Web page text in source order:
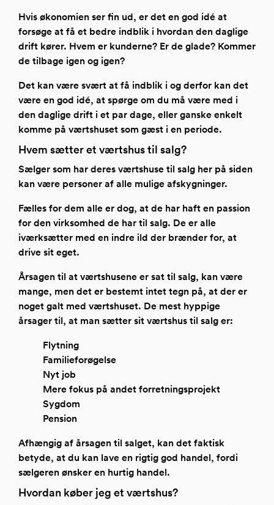
Hvis økonomien ser fin ud, er det en god idé at
forsøge at få et bedre indblik i hvordan den daglige
drift kører. Hvem er kunderne? Er de glade? Kommer
de tilbage igen og igen?
Det kan være svært at få indblik i og derfor kan det
være en god idé, at spørge om du må være med i
den daglige drift i et par dage, eller ganske enkelt
komme på værtshuset som gæst i en periode.
Hvem sætter et værtshus til salg?
Sælger som har deres værtshuse til salg her på siden
kan være personer af alle mulige afskygninger.
Fælles for dem alle er dog, at de har haft en passion
for den virksomhed de har til salg. De er alle
iværksætter med en indre ild der brænder for, at
drive sit eget.
Årsagen til at værtshusene er sat til salg, kan være
mange, men det er bestemt intet tegn på, at der er
noget galt med værtshuset. De mest hyppige
årsager til, at man sætter sit værtshus til salg er:
Flytning
Familieforøgelse
Nyt job
Mere fokus på andet forretningsprojekt
Sygdom
Pension
Afhængig af årsagen til salget, kan det faktisk
betyde, at du kan lave en rigtig god handel, fordi
sælgeren ønsker en hurtig handel.
Hvordan køber jeg et værtshus?